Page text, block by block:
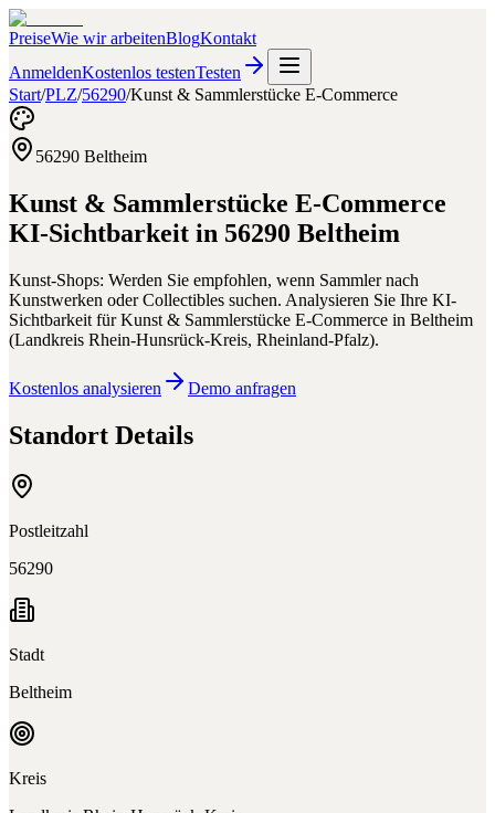
PreiseWie wir arbeitenBlogKontakt
AnmeldenKostenlos testenTesten
Start/PLZ/56290/Kunst & Sammlerstücke E-Commerce
56290 Beltheim
Kunst & Sammlerstücke E-Commerce
KI-Sichtbarkeit in 56290 Beltheim
Kunst-Shops: Werden Sie empfohlen, wenn Sammler nach
Kunstwerken oder Collectibles suchen. Analysieren Sie Ihre KI-
Sichtbarkeit fürKunst & Sammlerstücke E-Commerce in Beltheim
(Landkreis Rhein-Hunsrück-Kreis, Rheinland-Pfalz).
Kostenlos analysieren Demo anfragen
Standort Details
Postleitzahl
56290
Stadt
Beltheim
Kreis